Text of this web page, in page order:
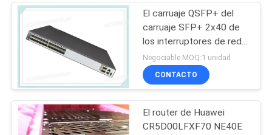
El carruaje QSFP+ del
carruaje SFP+ 2x40 de
los interruptores de red
de S6720-30C-EI-24S-
AC Huawei 24x10 vira
hacia el lado de babor
Negociable MOQ:1 unidad
CONTACTO
El router de Huawei
CR5D00LFXF70 NE40E